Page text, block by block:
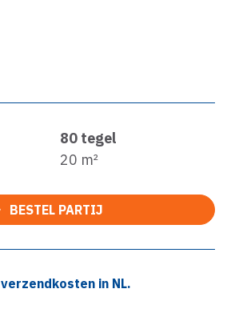
80 tegel
20 m²
BESTEL PARTIJ
verzendkosten in NL.